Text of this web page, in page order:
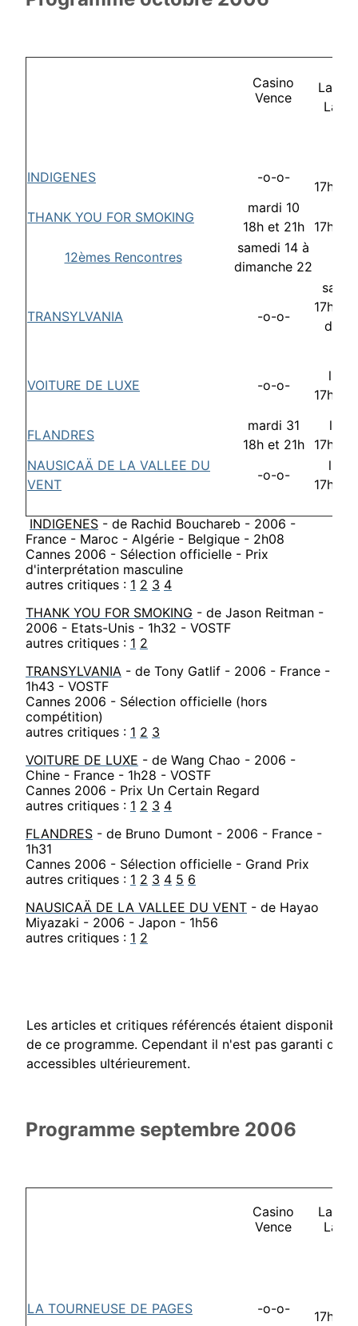
Casino
Vence
La
La
INDIGENES -o-o-
17h30
THANK YOU FOR SMOKING
mardi 10
18h et 21h
17h30
12èmes Rencontres
samedi 14 à
dimanche 22
TRANSYLVANIA -o-o-
17h30
dim.
VOITURE DE LUXE -o-o-
17h30
FLANDRES
mardi 31
18h et 21h
17h30
NAUSICAÄ DE LA VALLEE DU
VENT
-o-o-
17h30
INDIGENES - de Rachid Bouchareb - 2006 -
France - Maroc - Algérie - Belgique - 2h08
Cannes 2006 - Sélection officielle - Prix
d'interprétation masculine
autres critiques : 1 2 3 4
THANK YOU FOR SMOKING - de Jason Reitman -
2006 - Etats-Unis - 1h32 - VOSTF
autres critiques : 1 2
TRANSYLVANIA - de Tony Gatlif - 2006 - France -
1h43 - VOSTF
Cannes 2006 - Sélection officielle (hors
compétition)
autres critiques : 1 2 3
VOITURE DE LUXE - de Wang Chao - 2006 -
Chine - France - 1h28 - VOSTF
Cannes 2006 - Prix Un Certain Regard
autres critiques : 1 2 3 4
FLANDRES - de Bruno Dumont - 2006 - France -
1h31
Cannes 2006 - Sélection officielle - Grand Prix
autres critiques : 1 2 3 4 5 6
NAUSICAÄ DE LA VALLEE DU VENT - de Hayao
Miyazaki - 2006 - Japon - 1h56
autres critiques : 1 2
Les articles et critiques référencés étaient
de ce programme. Cependant il n'est pas garanti que
accessibles ultérieurement.
Programme septembre 2006
Casino
Vence
La
La
LA TOURNEUSE DE PAGES -o-o-
17h30